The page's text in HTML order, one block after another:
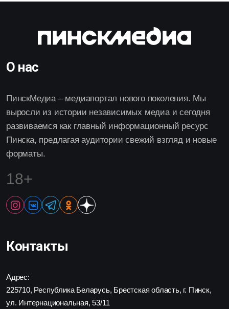
О нас
ПинскМедиа – медиапортал нового поколения. Мы
выросли из истории независимых медиа и сегодня
развиваемся как главный информационный ресурс
Пинска, предлагая аудитории свежий взгляд и новые
форматы.
18+
Контакты
Адрес:
225710, Республика Беларусь, Брестская область, г. Пинск,
ул. Интернациональная, 53/11